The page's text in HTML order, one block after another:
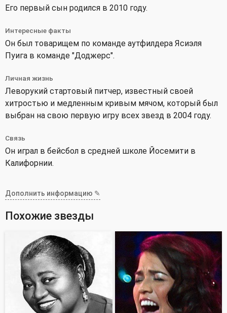
Его первый сын родился в 2010 году.
Интересные факты
Он был товарищем по команде аутфилдера Ясиэля
Пуига в команде "Доджерс".
Личная жизнь
Леворукий стартовый питчер, известный своей
хитростью и медленным кривым мячом, который был
выбран на свою первую игру всех звезд в 2004 году.
Связь
Он играл в бейсбол в средней школе Йосемити в
Калифорнии.
Дополнить информацию ✎
Похожие звезды